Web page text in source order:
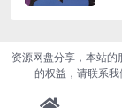
资源网盘分享，本站
的权益，请联系